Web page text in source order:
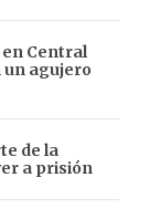
en Central
un agujero
de la
a prisión